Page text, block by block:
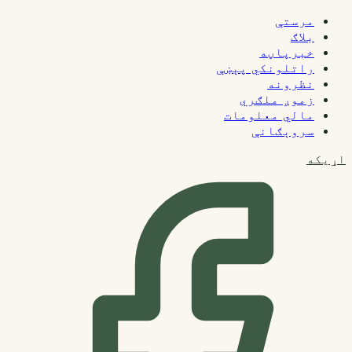
مرستې
بلاګ
خبرپاڼه
راتلونکي پېښې
نظرونه
زموږ ملګري
مالي معلومات
سروېګانې
اړیکه